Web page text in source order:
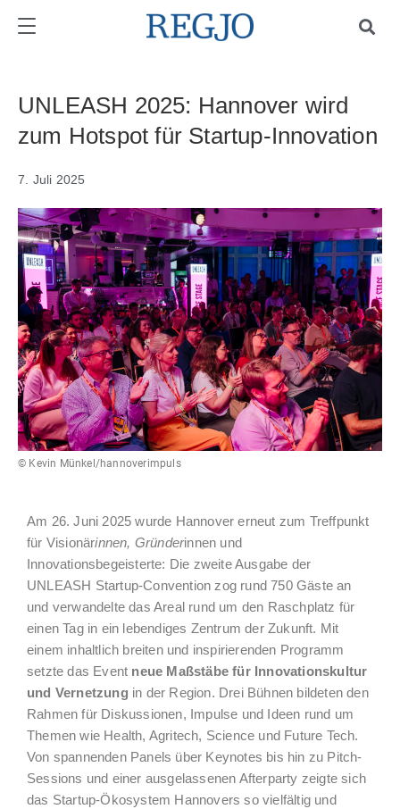
UNLEASH 2025: Hannover wird
zum Hotspot für Startup-Innovation
7. Juli 2025
© Kevin Münkel/hannoverimpuls
Am 26. Juni 2025 wurde Hannover erneut zum Treffpunkt
für Visionärinnen, Gründerinnen und
Innovationsbegeisterte: Die zweite Ausgabe der
UNLEASH Startup-Convention zog rund 750 Gäste an
und verwandelte das Areal rund um den Raschplatz für
einen Tag in ein lebendiges Zentrum der Zukunft. Mit
einem inhaltlich breiten und inspirierenden Programm
setzte das Event neue Maßstäbe für Innovationskultur
und Vernetzung in der Region. Drei Bühnen bildeten den
Rahmen für Diskussionen, Impulse und Ideen rund um
Themen wie Health, Agritech, Science und Future Tech.
Von spannenden Panels über Keynotes bis hin zu Pitch-
Sessions und einer ausgelassenen Afterparty zeigte sich
das Startup-Ökosystem Hannovers so vielfältig und